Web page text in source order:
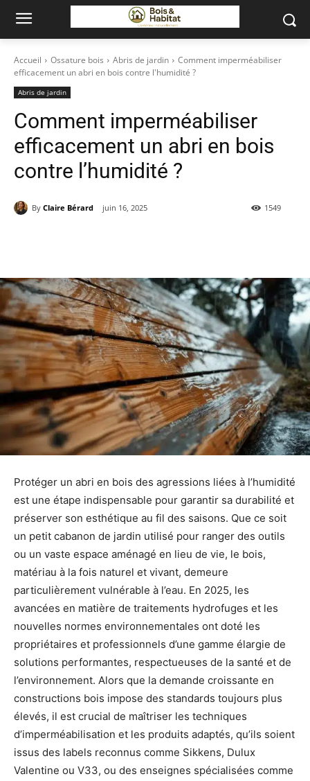
Accueil Ossature bois Abris de jardin
Comment imperméabiliser
efficacement un abri en bois contre l'humidité ?
Abris de jardin
Comment imperméabiliser
efficacement un abri en bois
contre l’humidité ?
By Claire Bérard juin 16, 2025 1549
Protéger un abri en bois des agressions liées à l’humidité
est une étape indispensable pour garantir sa durabilité et
préserver son esthétique au fil des saisons. Que ce soit
un petit cabanon de jardin utilisé pour ranger des outils
ou un vaste espace aménagé en lieu de vie, le bois,
matériau à la fois naturel et vivant, demeure
particulièrement vulnérable à l’eau. En 2025, les
avancées en matière de traitements hydrofuges et les
nouvelles normes environnementales ont doté les
propriétaires et professionnels d’une gamme élargie de
solutions performantes, respectueuses de la santé et de
l’environnement. Alors que la demande croissante en
constructions bois impose des standards toujours plus
élevés, il est crucial de maîtriser les techniques
d’imperméabilisation et les produits adaptés, qu’ils soient
issus des labels reconnus comme Sikkens, Dulux
Valentine ou V33, ou des enseignes spécialisées comme